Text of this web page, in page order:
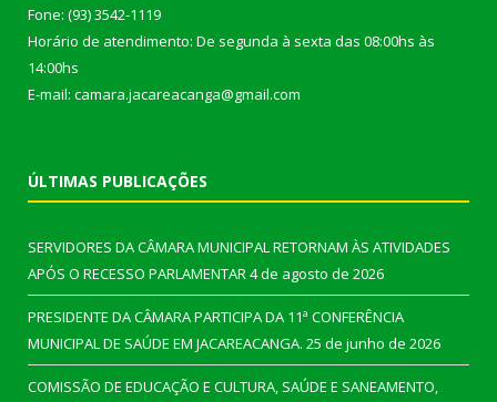
Fone: (93) 3542-1119
Horário de atendimento: De segunda à sexta das 08:00hs às
14:00hs
E-mail: camara.jacareacanga@gmail.com
ÚLTIMAS PUBLICAÇÕES
SERVIDORES DA CÂMARA MUNICIPAL RETORNAM ÀS ATIVIDADES
APÓS O RECESSO PARLAMENTAR4 de agosto de 2026
PRESIDENTE DA CÂMARA PARTICIPA DA 11ª CONFERÊNCIA
MUNICIPAL DE SAÚDE EM JACAREACANGA. 25 de junho de 2026
COMISSÃO DE EDUCAÇÃO E CULTURA, SAÚDE E SANEAMENTO,